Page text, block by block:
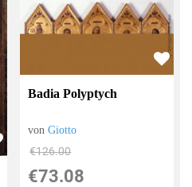
Badia Polyptych
vonGiotto
€126.00
€73.08